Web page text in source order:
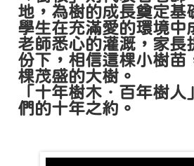
地，為樹的成長奠定基
學生在充滿愛的環境中
老師悉心的灌溉，家長
份下，相信這棵小樹苗
棵茂盛的大樹。
「十年樹木．百年樹
們的十年之約。